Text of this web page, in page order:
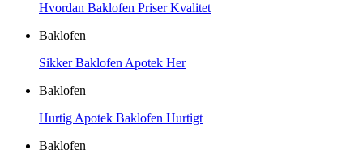
Hvordan Baklofen Priser Kvalitet
Baklofen
Sikker Baklofen Apotek Her
Baklofen
Hurtig Apotek Baklofen Hurtigt
Baklofen